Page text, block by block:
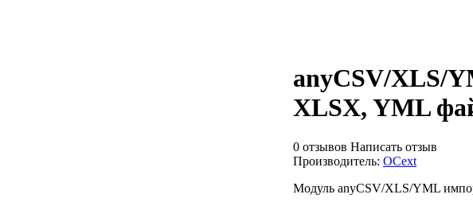
anyCSV/XLS/
XLSX, YML
0 отзывов Написать отзыв
Производитель: OCext
Модуль anyCSV/XLS/YML